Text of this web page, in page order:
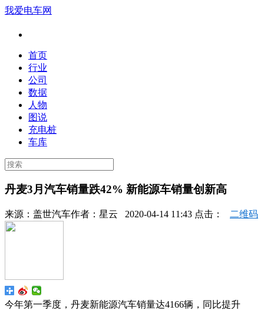
我爱电车网
首页
行业
公司
数据
人物
图说
充电桩
车库
丹麦3月汽车销量跌42% 新能源车销量创新高
来源： 盖世汽车作者： 星云 2020-04-14 11:43 点击： 二维码
今年第一季度，丹麦新能源汽车销量达4166辆，同比提升